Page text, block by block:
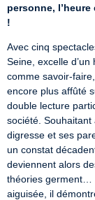
personne,
!
Avec cinq
Seine, excelle
comme savoir-
encore plus affûté
double lecture
société. Souhaitant
digresse et ses
un constat
deviennent alors
théories germent…
aiguisée, il